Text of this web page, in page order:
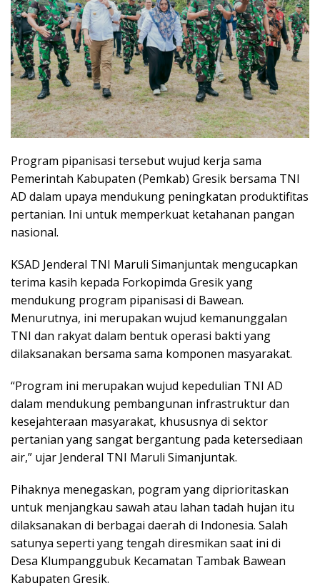
Program pipanisasi tersebut wujud kerja sama
Pemerintah Kabupaten (Pemkab) Gresik bersama TNI
AD dalam upaya mendukung peningkatan produktifitas
pertanian. Ini untuk memperkuat ketahanan pangan
nasional.
KSAD Jenderal TNI Maruli Simanjuntak mengucapkan
terima kasih kepada Forkopimda Gresik yang
mendukung program pipanisasi di Bawean.
Menurutnya, ini merupakan wujud kemanunggalan
TNI dan rakyat dalam bentuk operasi bakti yang
dilaksanakan bersama sama komponen masyarakat.
“Program ini merupakan wujud kepedulian TNI AD
dalam mendukung pembangunan infrastruktur dan
kesejahteraan masyarakat, khususnya di sektor
pertanian yang sangat bergantung pada ketersediaan
air,” ujar Jenderal TNI Maruli Simanjuntak.
Pihaknya menegaskan, pogram yang diprioritaskan
untuk menjangkau sawah atau lahan tadah hujan itu
dilaksanakan di berbagai daerah di Indonesia. Salah
satunya seperti yang tengah diresmikan saat ini di
Desa Klumpanggubuk Kecamatan Tambak Bawean
Kabupaten Gresik.